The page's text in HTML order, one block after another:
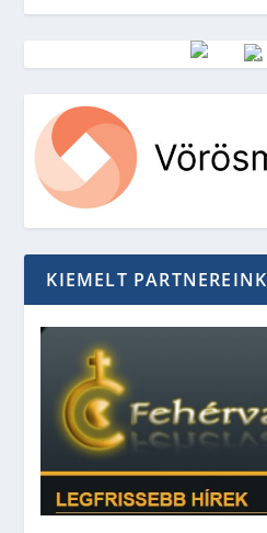
KIEMELT PARTNEREINK